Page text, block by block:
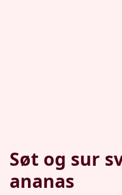
Søt og sur
ananas